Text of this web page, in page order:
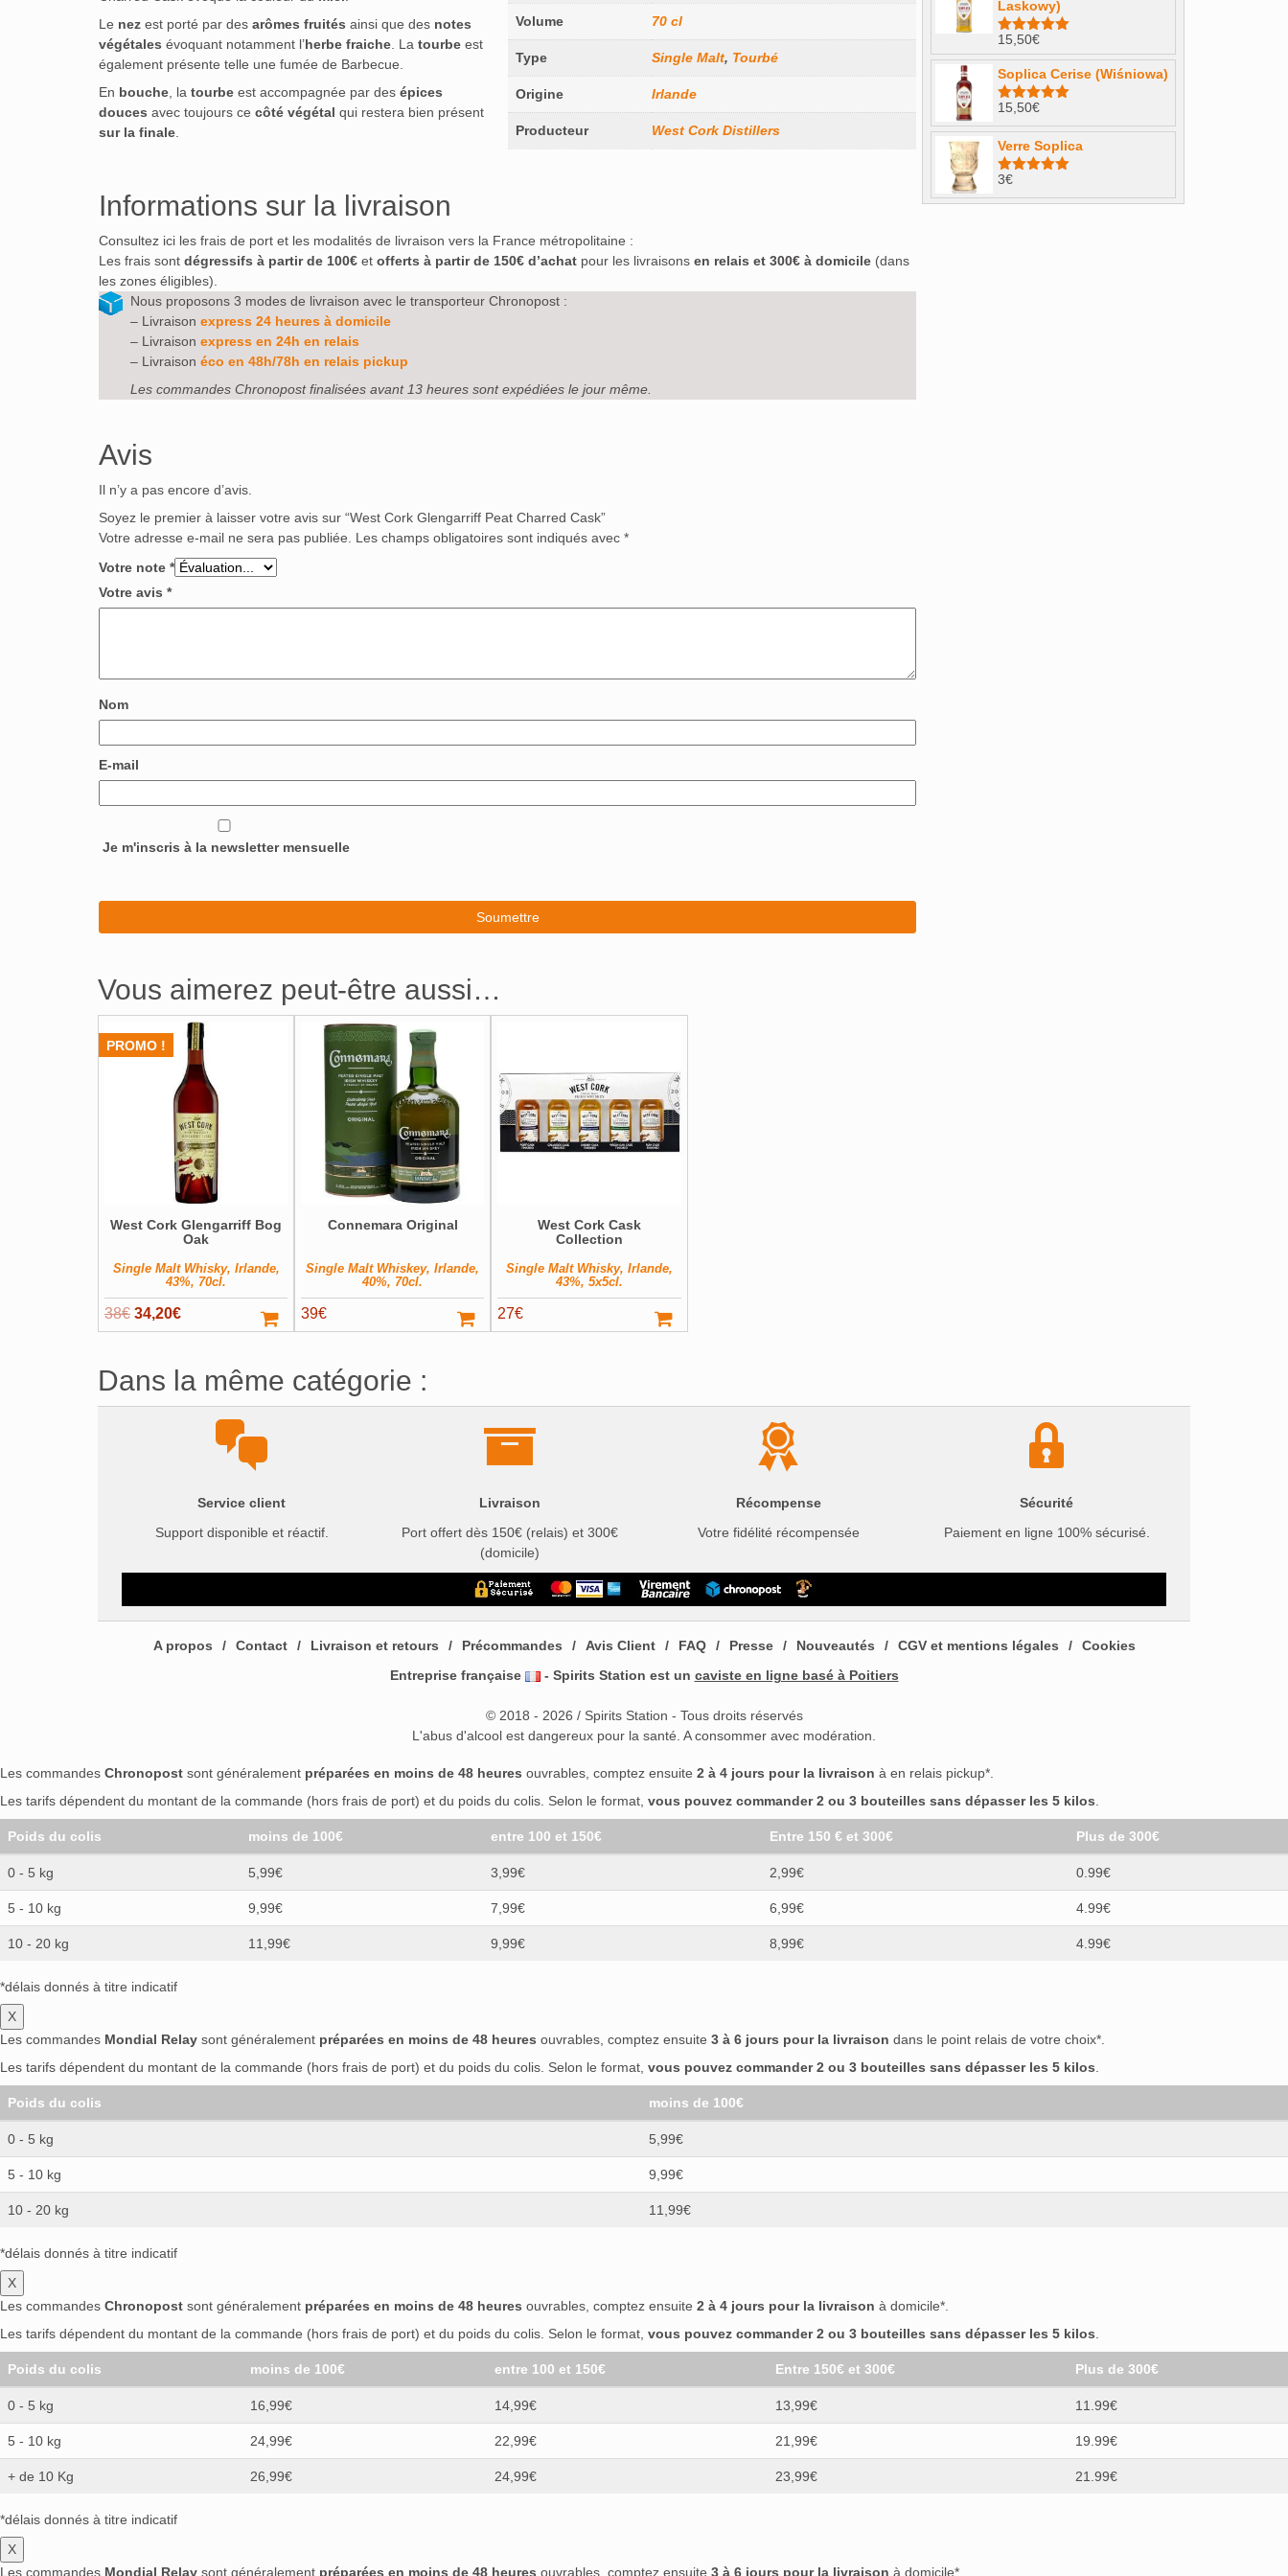
Volume 70 cl
Type Single Malt, Tourbé
Origine Irlande
Producteur West Cork Distillers
Le nez est porté par des arômes fruités ainsi que des notes
végétales évoquant notamment l’herbe fraiche. La tourbe est
également présente telle une fumée de Barbecue.
En bouche, la tourbe est accompagnée par des épices
douces avec toujours ce côté végétal qui restera bien présent
sur la finale.
Informations sur la livraison
Consultez ici les frais de port et les modalités de livraison vers la France métropolitaine :
Les frais sont dégressifs à partir de 100€ et offerts à partir de 150€ d’achat pour les livraisons en relais et 300€ à domicile (dans
les zones éligibles).
Nous proposons 3 modes de livraison avec le transporteur Chronopost :
– Livraison express 24 heures à domicile
– Livraison express en 24h en relais
– Livraison éco en 48h/78h en relais pickup
Les commandes Chronopost finalisées avant 13 heures sont expédiées le jour même.
Avis
Il n’y a pas encore d’avis.
Soyez le premier à laisser votre avis sur “West Cork Glengarriff Peat Charred Cask”
Votre adresse e-mail ne sera pas publiée.
Les champs obligatoires sont indiqués avec *
Votre note *
Votre avis *
Nom
E-mail
Je m'inscris à la newsletter mensuelle
Vous aimerez peut-être aussi…
PROMO !
West Cork Glengarriff Bog
Oak
Single Malt Whisky, Irlande,
43%, 70cl.
38€ Le
prix
était :
38€.
34,20€Le
prix
est :
34,20€.
Connemara Original
Single Malt Whiskey, Irlande,
40%, 70cl.
39€
West Cork Cask
Collection
Single Malt Whisky, Irlande,
43%, 5x5cl.
27€
Dans la même catégorie :
Laskowy)
Note4.98
sur 5
15,50€
Soplica Cerise (Wiśniowa)
Note5.00
sur 5
15,50€
Verre Soplica
Note
sur 5
3€
Service client
Support disponible et réactif.
Livraison
Port offert dès 150€ (relais) et 300€
(domicile)
Récompense
Votre fidélité récompensée
Sécurité
Paiement en ligne 100% sécurisé.
A propos Contact Livraison et retours Précommandes Avis Client FAQ Presse Nouveautés CGV et mentions légales
Cookies
Entreprise française
- Spirits Station est un caviste en ligne basé à Poitiers
© 2018 - 2026 / Spirits Station - Tous droits réservés
L'abus d'alcool est dangereux pour la santé. A consommer avec modération.
Les commandes Chronopost sont généralement préparées en moins de 48 heures ouvrables, comptez ensuite 2 à 4 jours pour la livraison à en relais pickup*.
Les tarifs dépendent du montant de la commande (hors frais de port) et du poids du colis. Selon le format, vous pouvez commander 2 ou 3 bouteilles sans dépasser les 5 kilos
Poids du colis moins de 100€ entre 100 et 150€ Entre 150 € et 300€ Plus de 300€
0 - 5 kg 5,99€ 3,99€ 2,99€ 0.99€
5 - 10 kg 9,99€ 7,99€ 6,99€ 4.99€
10 - 20 kg 11,99€ 9,99€ 8,99€ 4.99€
*délais donnés à titre indicatif
X
Les commandes Mondial Relay sont généralement préparées en moins de 48 heures ouvrables, comptez ensuite 3 à 6 jours pour la livraison dans le point relais de votre choix*.
Les tarifs dépendent du montant de la commande (hors frais de port) et du poids du colis. Selon le format, vous pouvez commander 2 ou 3 bouteilles sans dépasser les 5 kilos
Poids du colis moins de 100€
0 - 5 kg 5,99€
5 - 10 kg 9,99€
10 - 20 kg 11,99€
*délais donnés à titre indicatif
X
Les commandes Chronopost sont généralement préparées en moins de 48 heures ouvrables, comptez ensuite 2 à 4 jours pour la livraison à domicile*.
Les tarifs dépendent du montant de la commande (hors frais de port) et du poids du colis. Selon le format, vous pouvez commander 2 ou 3 bouteilles sans dépasser les 5 kilos
Poids du colis moins de 100€ entre 100 et 150€ Entre 150€ et 300€ Plus de 300€
0 - 5 kg 16,99€ 14,99€ 13,99€ 11.99€
5 - 10 kg 24,99€ 22,99€ 21,99€ 19.99€
+ de 10 Kg 26,99€ 24,99€ 23,99€ 21.99€
*délais donnés à titre indicatif
X
Les commandes Mondial Relay sont généralement préparées en moins de 48 heures ouvrables, comptez ensuite 3 à 6 jours pour la livraison à domicile*.